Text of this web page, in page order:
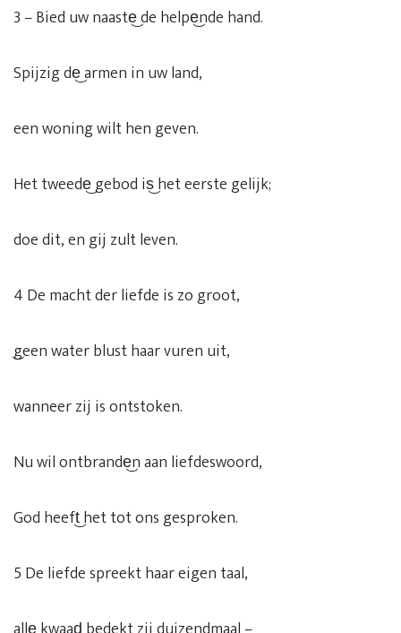
3 – Bied uw naaste͜ de helpe͜nde hand.
Spijzig de͜ armen in uw land,
een woning wilt hen geven.
Het tweede͜ gebod is͜ het eerste gelijk;
doe dit, en gij zult leven.
4 De macht der liefde is zo groot,
͜geen water blust haar vuren uit,
wanneer zij is ontstoken.
Nu wil ontbrande͜n aan liefdeswoord,
God heeft͜ het tot ons gesproken.
5 De liefde spreekt haar eigen taal,